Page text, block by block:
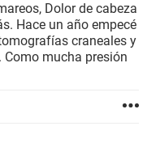
Dolor de cabeza
Hace un año empecé
craneales y
mucha presión